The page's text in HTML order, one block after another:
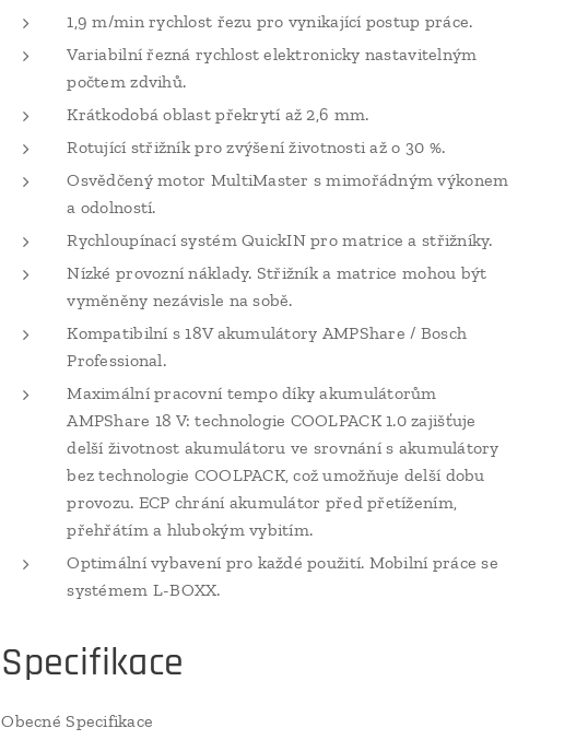
1,9 m/min rychlost řezu pro vynikající postup práce.
Variabilní řezná rychlost elektronicky nastavitelným
počtem zdvihů.
Krátkodobá oblast překrytí až 2,6 mm.
Rotující střižník pro zvýšení životnosti až o 30 %.
Osvědčený motor MultiMaster s mimořádným výkonem
a odolností.
Rychloupínací systém QuickIN pro matrice a střižníky.
Nízké provozní náklady. Střižník a matrice mohou být
vyměněny nezávisle na sobě.
Kompatibilní s 18V akumulátory AMPShare / Bosch
Professional.
Maximální pracovní tempo díky akumulátorům
AMPShare 18 V: technologie COOLPACK 1.0 zajišťuje
delší životnost akumulátoru ve srovnání s akumulátory
bez technologie COOLPACK, což umožňuje delší dobu
provozu. ECP chrání akumulátor před přetížením,
přehřátím a hlubokým vybitím.
Optimální vybavení pro každé použití. Mobilní práce se
systémem L-BOXX.
Specifikace
Obecné Specifikace